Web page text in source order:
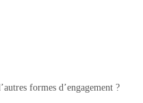
formes d’engagement ?